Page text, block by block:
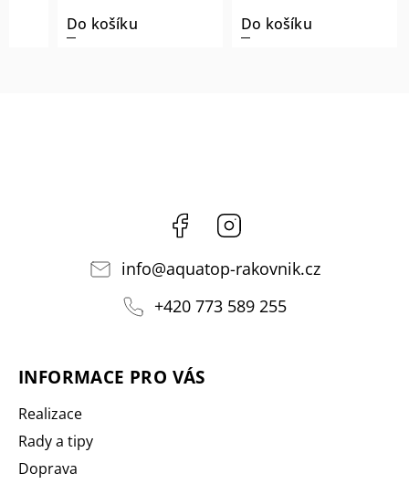
Do košíku Do košíku
Facebook
info@aquatop-rakovnik.cz
+420 773 589 255
INFORMACE PRO VÁS
Realizace
Rady a tipy
Doprava